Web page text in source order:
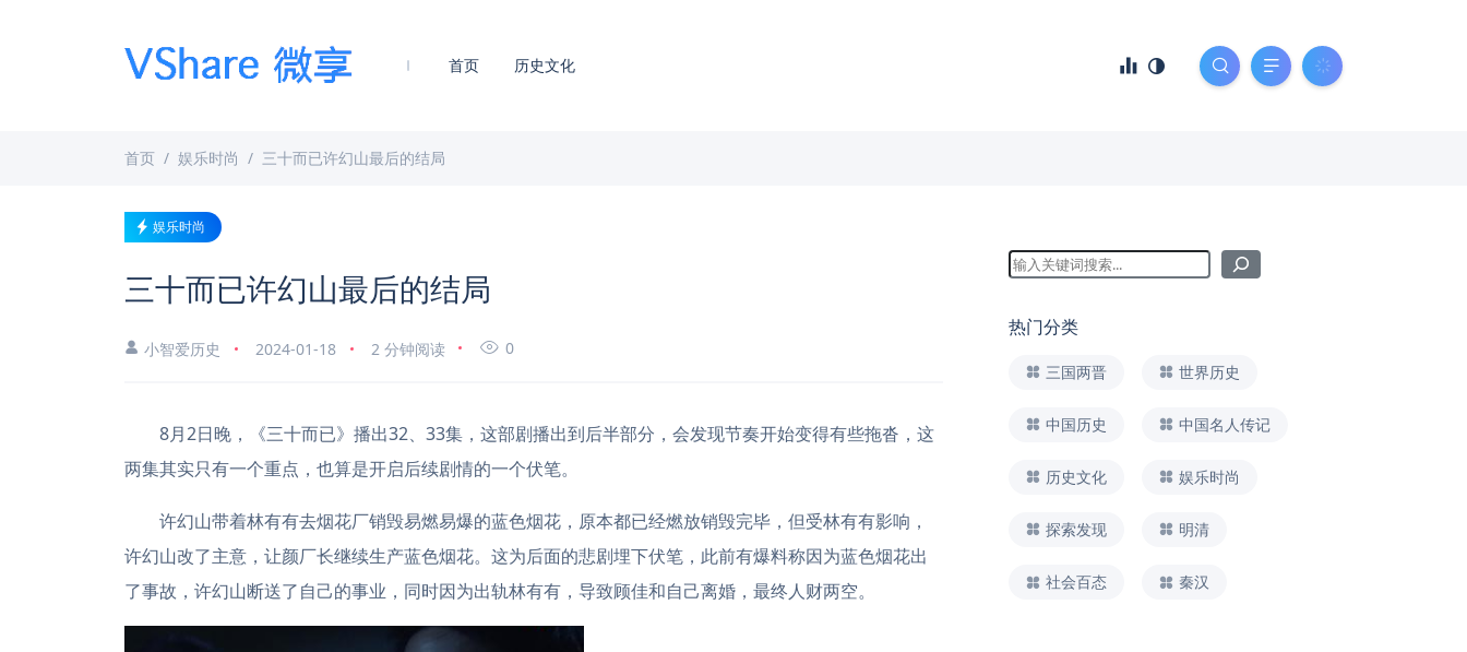
首页 历史文化
首页 娱乐时尚 三十而已许幻山最后的结局
娱乐时尚
三十而已许幻山最后的结局
小智爱历史 2024-01-18 2 分钟阅读 0
8月2日晚，《三十而已》播出32、33集，这部剧播出到后半部分，会发现节奏开始变得有些拖沓，这
两集其实只有一个重点，也算是开启后续剧情的一个伏笔。
许幻山带着林有有去烟花厂销毁易燃易爆的蓝色烟花，原本都已经燃放销毁完毕，但受林有有影响，
许幻山改了主意，让颜厂长继续生产蓝色烟花。这为后面的悲剧埋下伏笔，此前有爆料称因为蓝色烟花出
了事故，许幻山断送了自己的事业，同时因为出轨林有有，导致顾佳和自己离婚，最终人财两空。
热门分类
三国两晋 世界历史
中国历史 中国名人传记
历史文化 娱乐时尚
探索发现 明清
社会百态 秦汉